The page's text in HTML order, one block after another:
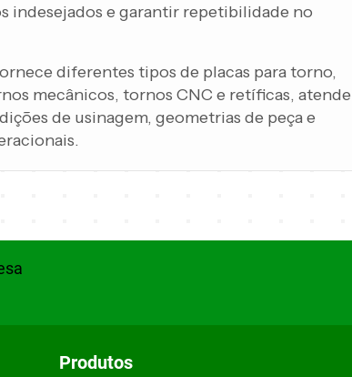
indesejados e garantir repetibilidade no
diferentes tipos de placas para torno,
mecânicos, tornos CNC e retíficas,
de usinagem, geometrias de peça e
Produtos